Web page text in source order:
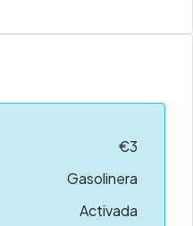
€3
Gasolinera
Activada